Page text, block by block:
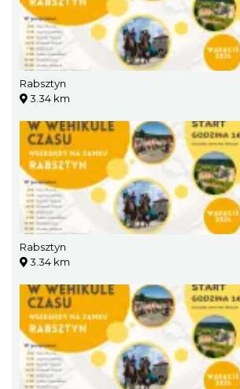
Rabsztyn
3.34 km
Rabsztyn
3.34 km